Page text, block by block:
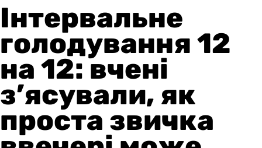
Інтервальне
голодування 12
на 12: вчені
з’ясували, як
проста звичка